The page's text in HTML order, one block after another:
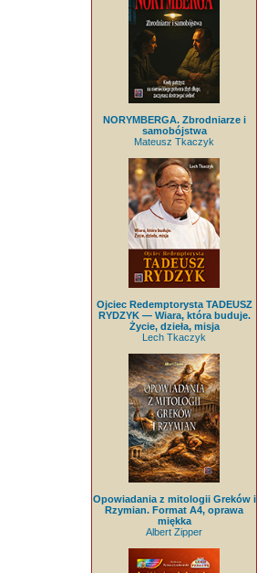
NORYMBERGA. Zbrodniarze i
samobójstwa
Mateusz Tkaczyk
Ojciec Redemptorysta TADEUSZ
RYDZYK — Wiara, która buduje.
Życie, dzieła, misja
Lech Tkaczyk
Opowiadania z mitologii Greków i
Rzymian. Format A4, oprawa
miękka
Albert Zipper